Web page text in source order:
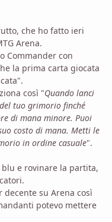
che ho fatto ieri
Arena.
Commander con
la prima carta giocata
così "Quando lanci
tuo grimorio finché
di mana minore. Puoi
costo di mana. Metti le
in ordine casuale".
e rovinare la partita,
su Arena così
potevo mettere